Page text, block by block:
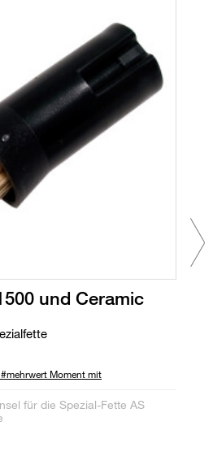
und Ceramic
Moment mit
für die Spezial-Fette AS